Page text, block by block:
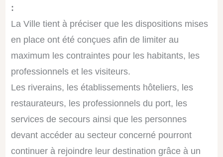
:
La Ville tient à préciser que les dispositions mises
en place ont été conçues afin de limiter au
maximum les contraintes pour les habitants, les
professionnels et les visiteurs.
Les riverains, les établissements hôteliers, les
restaurateurs, les professionnels du port, les
services de secours ainsi que les personnes
devant accéder au secteur concerné pourront
continuer à rejoindre leur destination grâce à un